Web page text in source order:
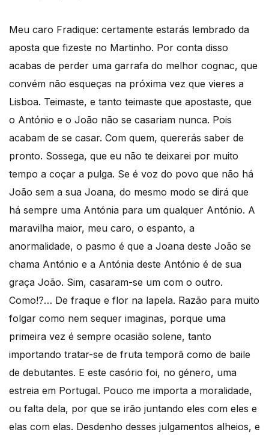
Meu caro Fradique: certamente estarás lembrado da
aposta que fizeste no Martinho. Por conta disso
acabas de perder uma garrafa do melhor cognac, que
convém não esqueças na próxima vez que vieres a
Lisboa. Teimaste, e tanto teimaste que apostaste, que
o António e o João não se casariam nunca. Pois
acabam de se casar. Com quem, quererás saber de
pronto. Sossega, que eu não te deixarei por muito
tempo a coçar a pulga. Se é voz do povo que não há
João sem a sua Joana, do mesmo modo se dirá que
há sempre uma Antónia para um qualquer António. A
maravilha maior, meu caro, o espanto, a
anormalidade, o pasmo é que a Joana deste João se
chama António e a Antónia deste António é de sua
graça João. Sim, casaram-se um com o outro.
Como!?… De fraque e flor na lapela. Razão para muito
folgar como nem sequer imaginas, porque uma
primeira vez é sempre ocasião solene, tanto
importando tratar-se de fruta temporã como de baile
de debutantes. E este casório foi, no género, uma
estreia em Portugal. Pouco me importa a moralidade,
ou falta dela, por que se irão juntando eles com eles e
elas com elas. Desdenho desses julgamentos alheios, e